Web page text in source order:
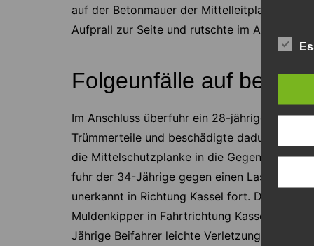
auf der Betonmauer der Mittelleitplanke.
Aufprall zur Seite und rutschte im Anschluss
Folgeunfälle auf beiden
Im Anschluss überfuhr ein 28-jähriger
Trümmerteile und beschädigte dadurch sein
die Mittelschutzplanke in die
fuhr der 34-Jährige gegen einen Laster. Der
unerkannt in Richtung Kassel fort.
Muldenkipper in Fahrtrichtung Kassel. Durch
Jährige Beifahrer leichte Verletzungen. Für